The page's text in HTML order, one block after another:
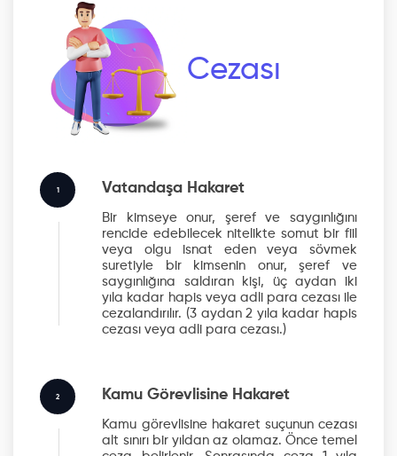
Cezası
1 Vatandaşa Hakaret
Bir kimseye onur, şeref ve saygınlığını
rencide edebilecek nitelikte somut bir fiil
veya olgu isnat eden veya sövmek
suretiyle bir kimsenin onur, şeref ve
saygınlığına saldıran kişi, üç aydan iki
yıla kadar hapis veya adli para cezası ile
cezalandırılır. (3 aydan 2 yıla kadar hapis
cezası veya adli para cezası.)
2 Kamu Görevlisine Hakaret
Kamu görevlisine hakaret suçunun cezası
alt sınırı bir yıldan az olamaz. Önce temel